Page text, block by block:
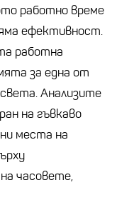
работно време
ефективност.
работна
за една от
Анализите
на гъвкаво
места на
часовете,